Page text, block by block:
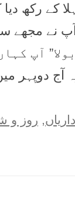
کے رکھ
نے مجھے
آپ
آج دوپہر
, روز و